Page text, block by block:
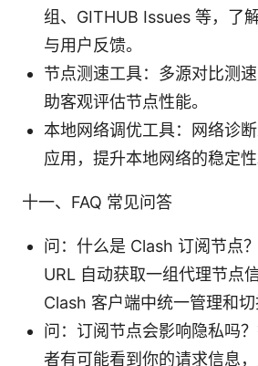
组、GITHUB Issues 等，了
与用户反馈。
节点测速工具：多源对比测
助客观评估节点性能。
本地网络调优工具：网络诊
应用，提升本地网络的稳定性
十一、FAQ 常见问答
问：什么是 Clash 订阅节点
URL 自动获取一组代理节点
Clash 客户端中统一管理和切
问：订阅节点会影响隐私吗
者有可能看到你的请求信息，